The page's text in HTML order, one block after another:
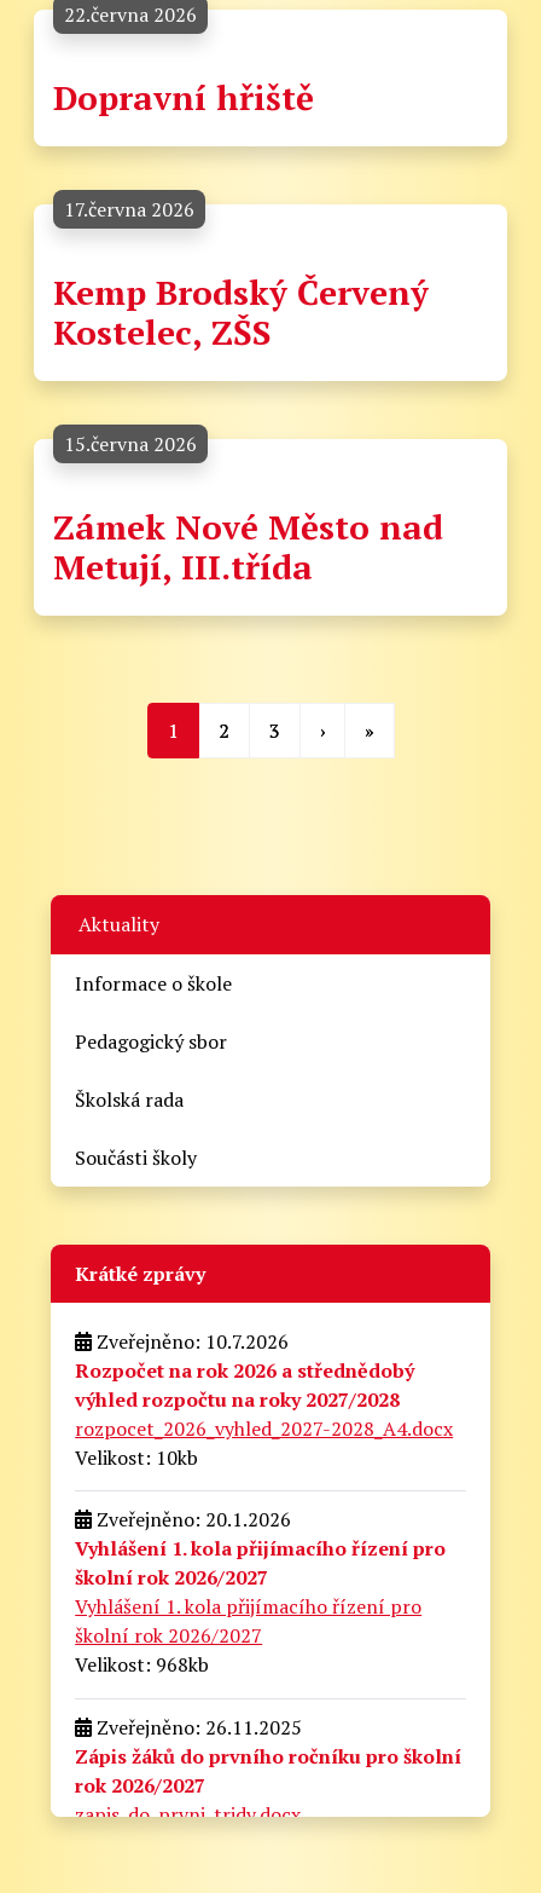
22.června 2026
Dopravní hřiště
17.června 2026
Kemp Brodský Červený
Kostelec, ZŠS
15.června 2026
Zámek Nové Město nad
Metují, III.třída
1 2 3 › »
Aktuality
Informace o škole
Pedagogický sbor
Školská rada
Součásti školy
Krátké zprávy
Zveřejněno: 10.7.2026
Rozpočet na rok 2026 a střednědobý
výhled rozpočtu na roky 2027/2028
rozpocet_2026_vyhled_2027-2028_A4.docx
Velikost: 10kb
Zveřejněno: 20.1.2026
Vyhlášení 1. kola přijímacího řízení pro
školní rok 2026/2027
Vyhlášení 1. kola přijímacího řízení pro
školní rok 2026/2027
Velikost: 968kb
Zveřejněno: 26.11.2025
Zápis žáků do prvního ročníku pro školní
rok 2026/2027
zapis_do_prvni_tridy.docx